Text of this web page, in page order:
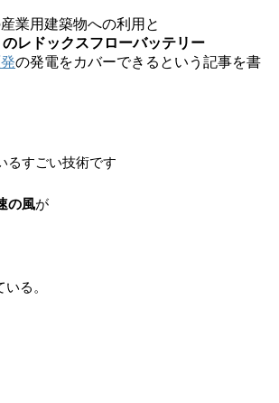
業用建築物への利用と
レドックスフローバッテリー
の発電をカバーできるという記事を書
るすごい技術です
の風が
る。